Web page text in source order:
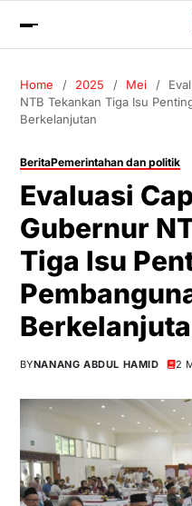
Home 2025 Mei
NTB Tekankan Tiga Isu
Berkelanjutan
BeritaPemerintahan dan politik
Evaluasi
Gubernur
Tiga Isu
BYNANANG ABDUL HAMID 2